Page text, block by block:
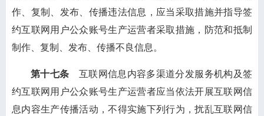
作、复制、发布、传播违法信息，应当采取措施并指导签
约互联网用户公众账号生产运营者采取措施，防范和抵制
制作、复制、发布、传播不良信息。
第十七条 互联网信息内容多渠道分发服务机构及签
约互联网用户公众账号生产运营者应当依法开展互联网信
息内容生产传播活动，不得实施下列行为，扰乱互联网信